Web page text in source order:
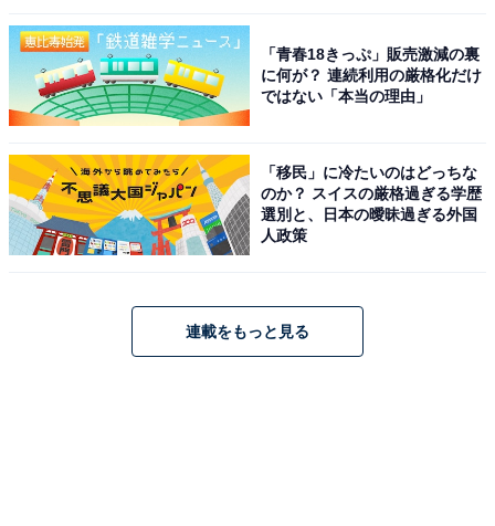
「青春18きっぷ」販売激減の裏
に何が？ 連続利用の厳格化だけ
ではない「本当の理由」
「移民」に冷たいのはどっちな
のか？ スイスの厳格過ぎる学歴
選別と、日本の曖昧過ぎる外国
人政策
連載をもっと見る